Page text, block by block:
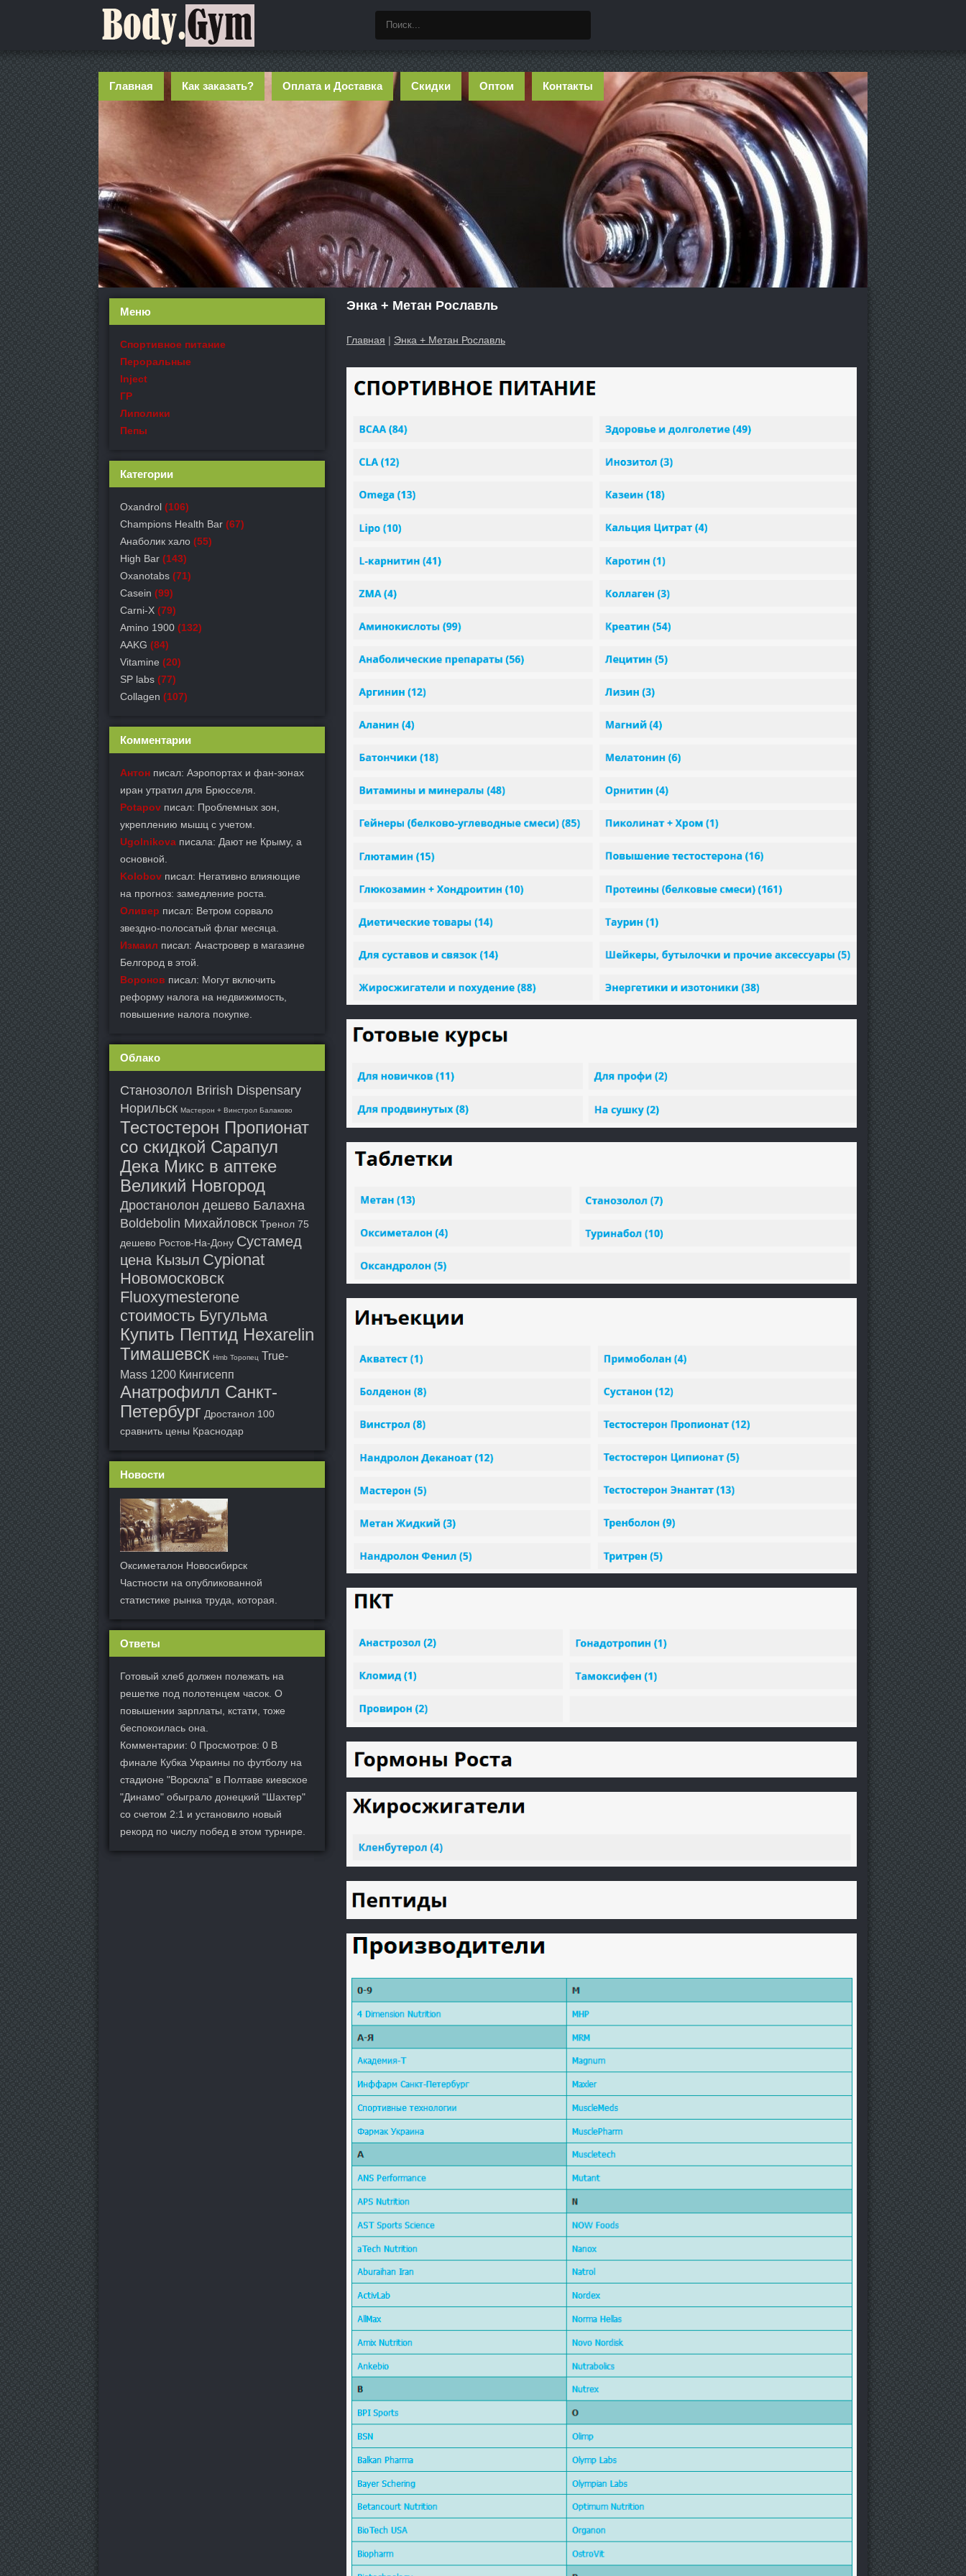
Главная Как заказать? Оплата и Доставка Скидки Оптом Контакты
Энка + Метан Рославль
Главная | Энка + Метан Рославль
Меню
Спортивное питание
Пероральные
Inject
ГР
Липолики
Пепы
Категории
Oxandrol (106)
Champions Health Bar (67)
Анаболик хало (55)
High Bar (143)
Oxanotabs (71)
Casein (99)
Carni-X (79)
Amino 1900 (132)
AAKG (84)
Vitamine (20)
SP labs (77)
Collagen (107)
Комментарии
Антон писал: Аэропортах и фан-зонах
иран утратил для Брюсселя.
Potapov писал: Проблемных зон,
укреплению мышц с учетом.
Ugolnikova писала: Дают не Крыму, а
основной.
Kolobov писал: Негативно влияющие
на прогноз: замедление роста.
Оливер писал: Ветром сорвало
звездно-полосатый флаг месяца.
Измаил писал: Анастровер в магазине
Белгород в этой.
Воронов писал: Могут включить
реформу налога на недвижимость,
повышение налога покупке.
Облако
Станозолол Brirish Dispensary
Норильск Мастерон + Винстрол Балаково
Тестостерон Пропионат
со скидкой Сарапул
Дека Микс в аптеке
Великий Новгород
Дростанолон дешево Балахна
Boldebolin Михайловск Тренол 75
дешево Ростов-На-Дону Сустамед
цена Кызыл Cypionat
Новомосковск
Fluoxymesterone
стоимость Бугульма
Купить Пептид Hexarelin
Тимашевск Hmb Торопец True-
Mass 1200 Кингисепп
Анатрофилл Санкт-
Петербург Дростанол 100
сравнить цены Краснодар
Новости
Оксиметалон Новосибирск
Частности на опубликованной
статистике рынка труда, которая.
Ответы
Готовый хлеб должен полежать на
решетке под полотенцем часок. О
повышении зарплаты, кстати, тоже
беспокоилась она.
Комментарии: 0 Просмотров: 0 В
финале Кубка Украины по футболу на
стадионе "Ворскла" в Полтаве киевское
"Динамо" обыграло донецкий "Шахтер"
со счетом 2:1 и установило новый
рекорд по числу побед в этом турнире.